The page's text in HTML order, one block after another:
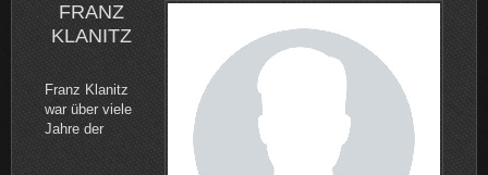
FRANZ
KLANITZ
Franz Klanitz
war über viele
Jahre der